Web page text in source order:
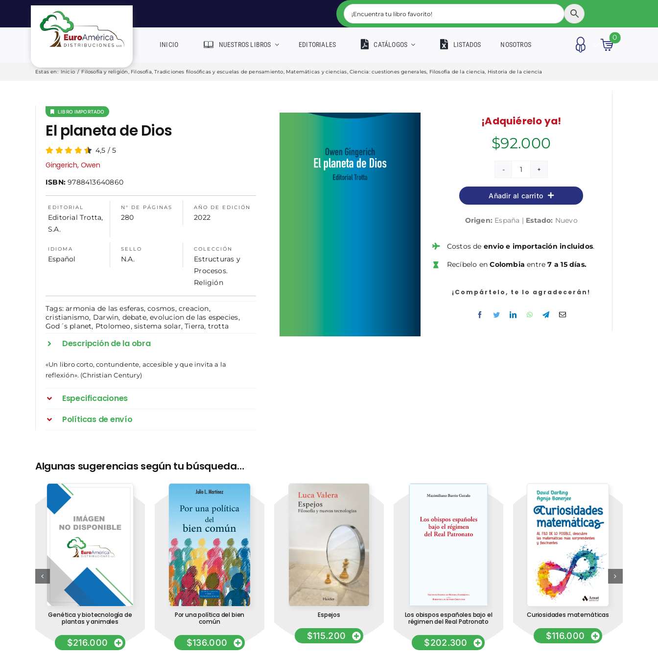
contenido
INICIO NUESTROS LIBROS EDITORIALES CATÁLOGOS LISTADOS NOSOTROS
0
Estas en: Inicio / Filosofía y religión, Filosofía,Tradiciones filosóficas y escuelas de pensamiento, Matemáticas y ciencias,Ciencia: cuestiones generales, Filosofía de la ciencia, Historia de la ciencia
LIBRO IMPORTADO
El planeta de Dios
4,5 /5
Gingerich, Owen
ISBN:9788413640860
EDITORIAL
Editorial Trotta,
S.A.
N° DE PÁGINAS
280
AÑO DE EDICIÓN
2022
IDIOMA
Español
SELLO
N.A.
COLECCIÓN
Estructuras y
Procesos.
Religión
Tags:armonia de las esferas,cosmos, creacion,
cristianismo, Darwin, debate,evolucion de las especies,
God´s planet, Ptolomeo,sistema solar,Tierra, trotta
Descripción de la obra
«Un libro corto, contundente, accesible y que invita a la
reflexión». (Christian Century)
Especificaciones
Políticas de envío
¡Adquiérelo ya!
$92.000
El
planeta
de
cantidad
Añadir al carrito
Origen: España | Estado: Nuevo
Costos de envio e importación incluidos.
Recíbelo enColombia entre7 a 15 días.
¡Compártelo, te lo agradecerán!
Algunas sugerencias según tu búsqueda…
Genética y biotecnología de
plantas y animales
$216.000
Por una política del bien
común
$136.000
Espejos
$115.200
Los obispos españoles bajo el
régimen del Real Patronato
$202.300
Curiosidades matemáticas
$116.000